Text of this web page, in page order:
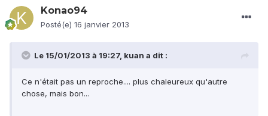
Konao94
Posté(e) 16 janvier 2013
Le 15/01/2013 à 19:27, kuan a dit :
Ce n'était pas un reproche.... plus chaleureux qu'autre
chose, mais bon...